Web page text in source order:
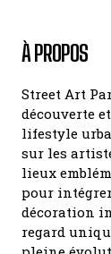
À PROPOS
Street Art
découverte
lifestyle
sur les
lieux
pour
décoration
regard